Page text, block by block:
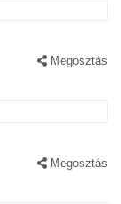
Megosztás
Megosztás